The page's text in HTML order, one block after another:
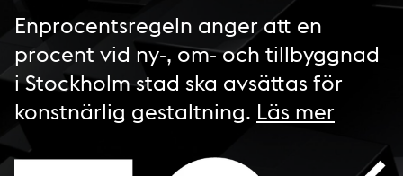
Enprocentsregeln anger att en
procent vid ny-, om- och tillbyggnad
i Stockholm stad ska avsättas för
konstnärlig gestaltning. Läs mer